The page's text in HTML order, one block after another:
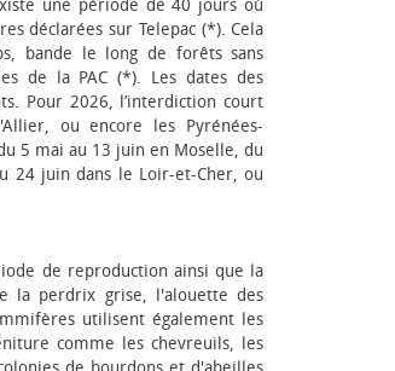
une période de 40 jours où
déclarées sur Telepac (*). Cela
bande le long de forêts sans
de la PAC (*). Les dates des
Pour 2026, l’interdiction court
ou encore les Pyrénées-
5 mai au 13 juin en Moselle, du
24 juin dans le Loir-et-Cher, ou
de reproduction ainsi que la
la perdrix grise, l'alouette des
utilisent également les
comme les chevreuils, les